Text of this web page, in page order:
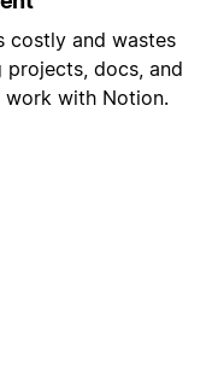
costly and wastes
docs, and
work with Notion.